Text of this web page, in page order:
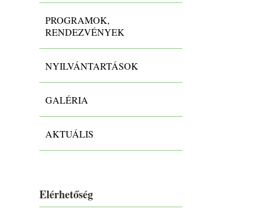
PROGRAMOK,
RENDEZVÉNYEK
NYILVÁNTARTÁSOK
GALÉRIA
AKTUÁLIS
Elérhetőség